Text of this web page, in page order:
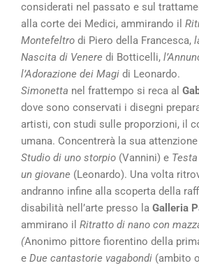
considerati nel passato e sul
alla corte dei Medici, ammirando il
Montefeltro di Piero della Francesca,
Nascita di Venere di Botticelli,
l’Adorazione dei Magi di Leonardo.
Simonetta nel frattempo si reca al
dove sono conservati i disegni
artisti, con studi sulle proporzioni, il
umana. Concentrerà la sua
Studio di uno storpio (Vannini) e
un giovane (Leonardo). Una volta
andranno infine alla scoperta della
disabilità nell’arte presso la Galleria
ammirano il Ritratto di nano con
(Anonimo pittore fiorentino della
e Due cantastorie vagabondi (ambito